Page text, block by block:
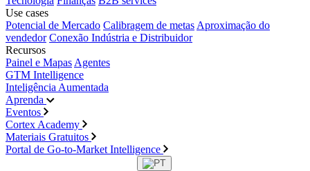
Use cases
Potencial de Mercado Calibragem de metas Aproximação do
vendedor Conexão Indústria e Distribuidor
Recursos
Painel e Mapas Agentes
GTM Intelligence
Inteligência Aumentada
Aprenda
Eventos
Cortex Academy
Materiais Gratuitos
Portal de Go-to-Market Intelligence